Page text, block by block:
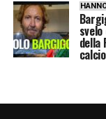
della